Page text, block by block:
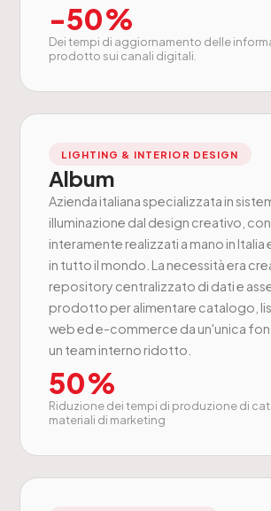
-50%
Dei tempi di aggiornamento delle
prodotto sui canali digitali.
LIGHTING & INTERIOR DESIGN
Album
Azienda italiana specializzata in
illuminazione dal design creativo,
interamente realizzati a mano in
in tutto il mondo. La necessità era
repository centralizzato di dati e
prodotto per alimentare catalogo,
web ed e-commerce da un'unica
un team interno ridotto.
50%
Riduzione dei tempi di produzione di
materiali di marketing